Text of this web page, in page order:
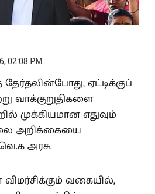
02:08 PM
ஏட்டிக்குப்
வாக்குறுதிகளை
முக்கியமான எதுவும்
அறிக்கையை
அரசு.
வகையில்,